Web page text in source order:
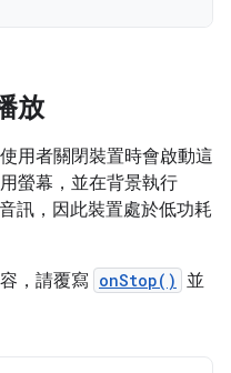
放
用者關閉裝置時會啟動這
螢幕，並在背景執行
訊，因此裝置處於低功耗
，請覆寫 onStop() 並